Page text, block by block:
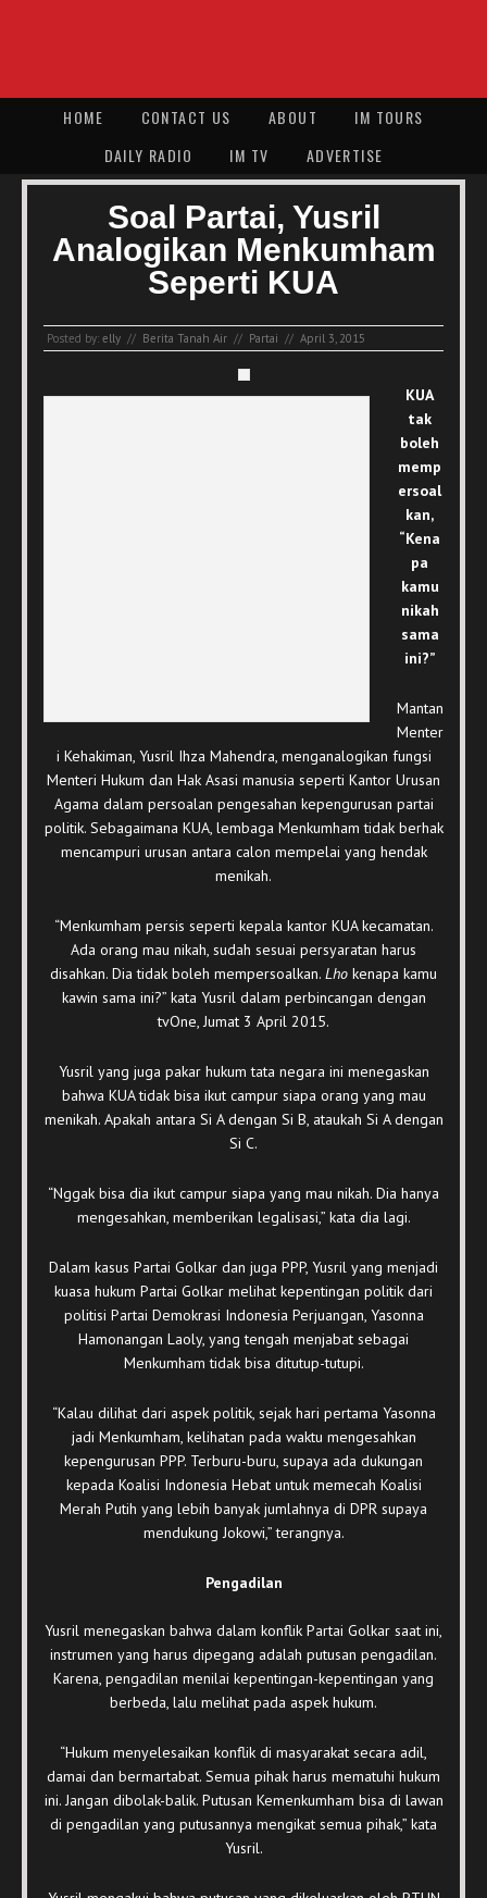
HOME CONTACT US ABOUT
IM TOURS
DAILY RADIO
IM TV ADVERTISE
Soal Partai, Yusril
Analogikan Menkumham
Seperti KUA
Posted by: elly // Berita Tanah Air // Partai // April 3, 2015
KUA
tak
boleh
memp
ersoal
kan,
“Kena
pa
kamu
nikah
sama
ini?”
Mantan
Menter
i Kehakiman, Yusril Ihza Mahendra, menganalogikan fungsi
Menteri Hukum dan Hak Asasi manusia seperti Kantor Urusan
Agama dalam persoalan pengesahan kepengurusan partai
politik. Sebagaimana KUA, lembaga Menkumham tidak berhak
mencampuri urusan antara calon mempelai yang hendak
menikah.
“Menkumham persis seperti kepala kantor KUA kecamatan.
Ada orang mau nikah, sudah sesuai persyaratan harus
disahkan. Dia tidak boleh mempersoalkan. Lho kenapa kamu
kawin sama ini?” kata Yusril dalam perbincangan dengan
tvOne, Jumat 3 April 2015.
Yusril yang juga pakar hukum tata negara ini menegaskan
bahwa KUA tidak bisa ikut campur siapa orang yang mau
menikah. Apakah antara Si A dengan Si B, ataukah Si A dengan
Si C.
“Nggak bisa dia ikut campur siapa yang mau nikah. Dia hanya
mengesahkan, memberikan legalisasi,” kata dia lagi.
Dalam kasus Partai Golkar dan juga PPP, Yusril yang menjadi
kuasa hukum Partai Golkar melihat kepentingan politik dari
politisi Partai Demokrasi Indonesia Perjuangan, Yasonna
Hamonangan Laoly, yang tengah menjabat sebagai
Menkumham tidak bisa ditutup-tutupi.
“Kalau dilihat dari aspek politik, sejak hari pertama Yasonna
jadi Menkumham, kelihatan pada waktu mengesahkan
kepengurusan PPP. Terburu-buru, supaya ada dukungan
kepada Koalisi Indonesia Hebat untuk memecah Koalisi
Merah Putih yang lebih banyak jumlahnya di DPR supaya
mendukung Jokowi,” terangnya.
Pengadilan
Yusril menegaskan bahwa dalam konflik Partai Golkar saat ini,
instrumen yang harus dipegang adalah putusan pengadilan.
Karena, pengadilan menilai kepentingan-kepentingan yang
berbeda, lalu melihat pada aspek hukum.
“Hukum menyelesaikan konflik di masyarakat secara adil,
damai dan bermartabat. Semua pihak harus mematuhi hukum
ini. Jangan dibolak-balik. Putusan Kemenkumham bisa di lawan
di pengadilan yang putusannya mengikat semua pihak,” kata
Yusril.